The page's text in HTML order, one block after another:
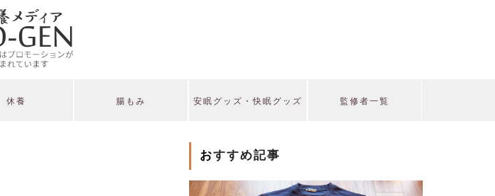
休養 腸もみ 安眠グッズ・快眠グッズ 監修者一覧
おすすめ記事